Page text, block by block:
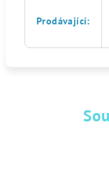
Prodávající: